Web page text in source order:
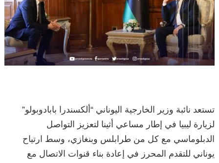
تستعد نائبة وزير الخارجية اليوناني “ألكسندرا بابادوبولو”
لزيارة ليبيا في إطار مساعي أثينا لتعزيز التواصل
الدبلوماسي مع كل من طرابلس وبنغازي، وسط ارتياح
يوناني للتقدم المحرز في إعادة بناء قنوات الاتصال مع